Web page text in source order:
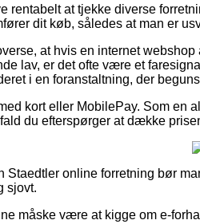
rentabelt at tjekke diverse
dit køb, således at man er
at hvis en internet
lav, er det ofte være et
i en foranstaltning, der
kort eller MobilePay. Som en
du efterspørger at dække
Staedtler online forretning bør
sjovt.
måske være at kigge om e-